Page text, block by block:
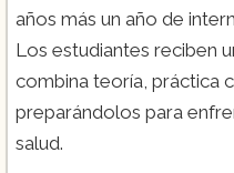
años más un año de
Los estudiantes reciben
combina teoría, práctica
preparándolos para
salud.